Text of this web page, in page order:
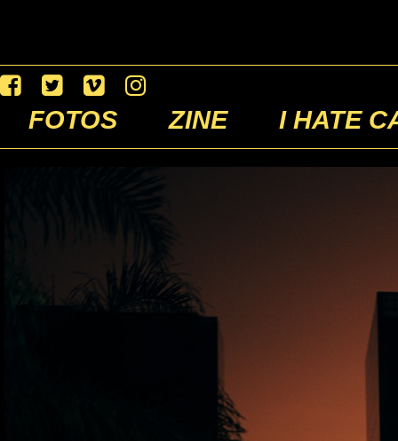
FOTOS ZINE I HATE